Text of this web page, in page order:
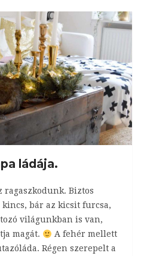
ládája.
ragaszkodunk. Biztos
bár az kicsit furcsa,
világunkban is van,
magát.
A fehér mellett
Régen szerepelt a